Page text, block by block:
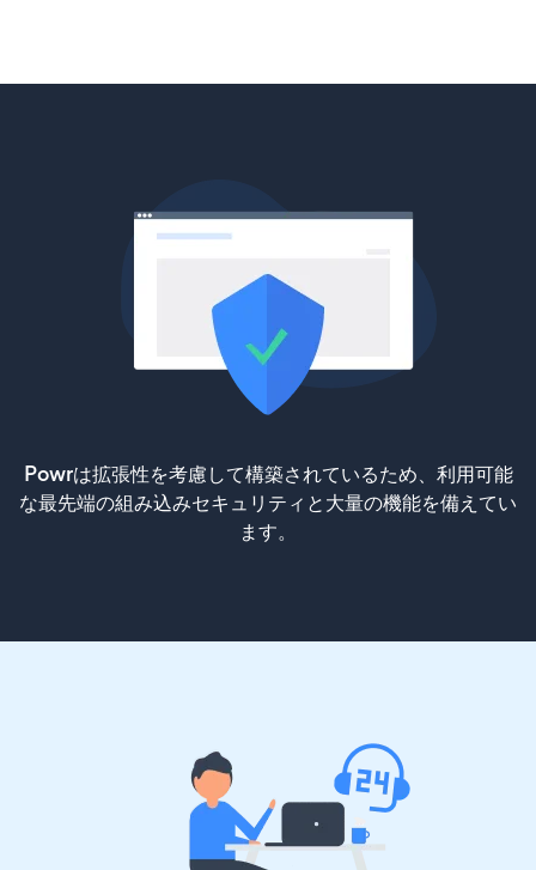
Powrは拡張性を考慮して構築されているため、利用可能
な最先端の組み込みセキュリティと大量の機能を備えてい
ます。